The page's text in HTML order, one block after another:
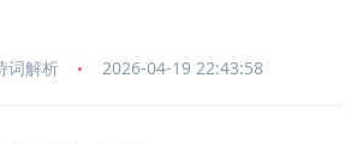
词解析 2026-04-19 22:43:58